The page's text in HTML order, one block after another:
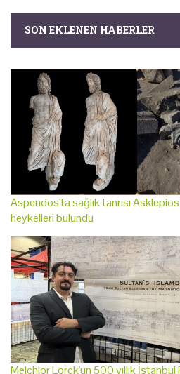
SON EKLENEN HABERLER
Aspendos'ta sağlık tanrısı
heykelleri bulundu
Melchior Lorck'un 500 yıllık İstanbul